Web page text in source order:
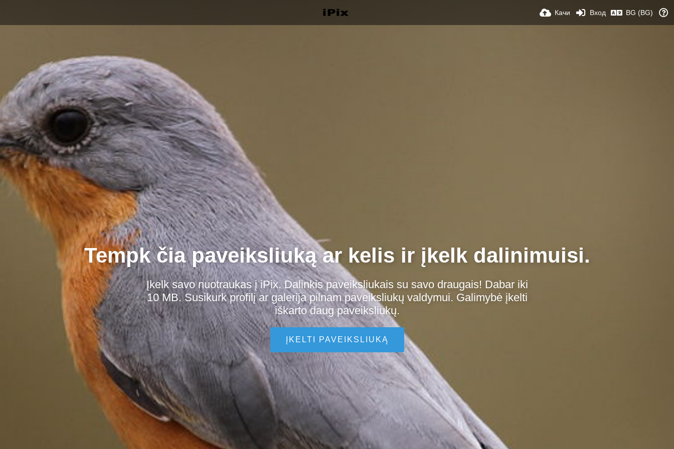
Качи Вход BG (BG)
Tempk čia paveiksliuką ar kelis ir įkelk dalinimuisi.
Įkelk savo nuotraukas į iPix. Dalinkis paveiksliukais su savo draugais! Dabar iki
10 MB. Susikurk profilį ar galerija pilnam paveiksliukų valdymui. Galimybė įkelti
iškarto daug paveiksliukų.
ĮKELTI PAVEIKSLIUKĄ